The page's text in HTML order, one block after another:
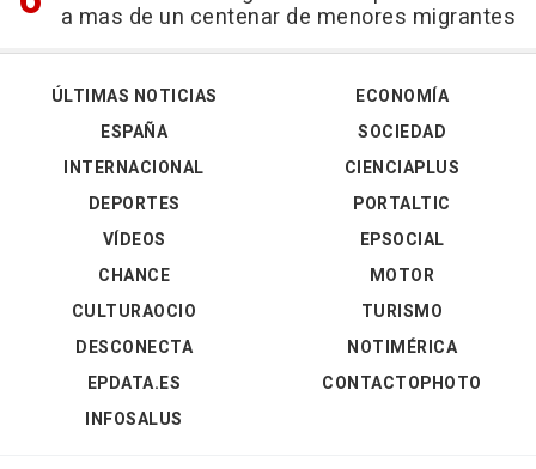
a mas de un centenar de menores migrantes
ÚLTIMAS NOTICIAS
ESPAÑA
INTERNACIONAL
DEPORTES
VÍDEOS
ECONOMÍA
SOCIEDAD
CIENCIAPLUS
PORTALTIC
EPSOCIAL
CHANCE
CULTURAOCIO
DESCONECTA
EPDATA.ES
INFOSALUS
MOTOR
TURISMO
NOTIMÉRICA
CONTACTOPHOTO